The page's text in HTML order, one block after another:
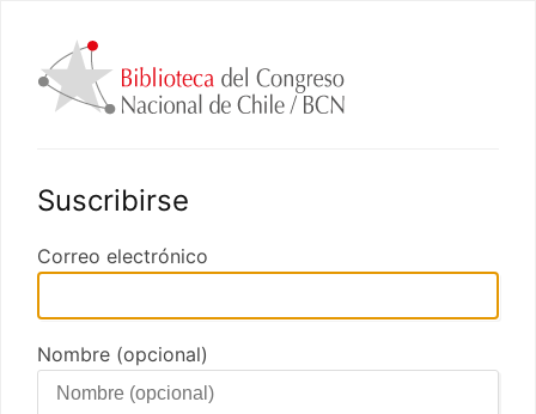
Suscribirse
Correo electrónico
Nombre (opcional)